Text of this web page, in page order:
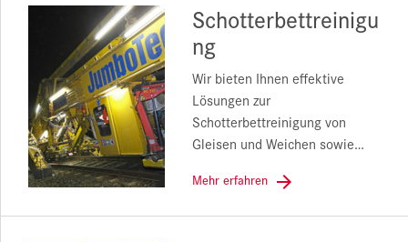
Schotterbettreinigu
ng
Wir bieten Ihnen effektive
Lösungen zur
Schotterbettreinigung von
Gleisen und Weichen sowie…
Mehr erfahren